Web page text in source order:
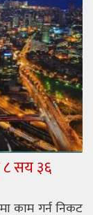
८ सय ३६
काम गर्न निकट